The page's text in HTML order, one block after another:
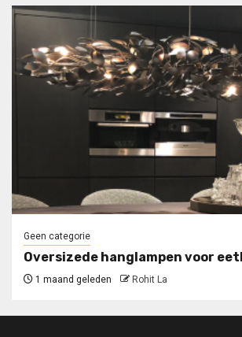
Geen categorie
Oversizede hanglampen voor
1 maand geleden Rohit La